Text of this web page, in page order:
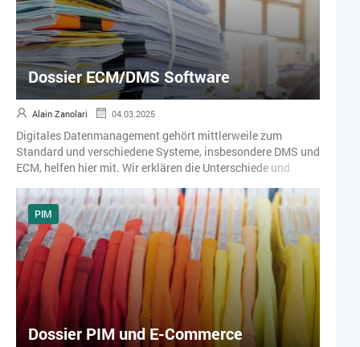
Dossier ECM/DMS Software
Alain Zanolari 04.03.2025
Digitales Datenmanagement gehört mittlerweile zum
Standard und verschiedene Systeme, insbesondere DMS und
ECM, helfen hier mit. Wir erklären die Unterschiede und
PIM
Dossier PIM und E-Commerce